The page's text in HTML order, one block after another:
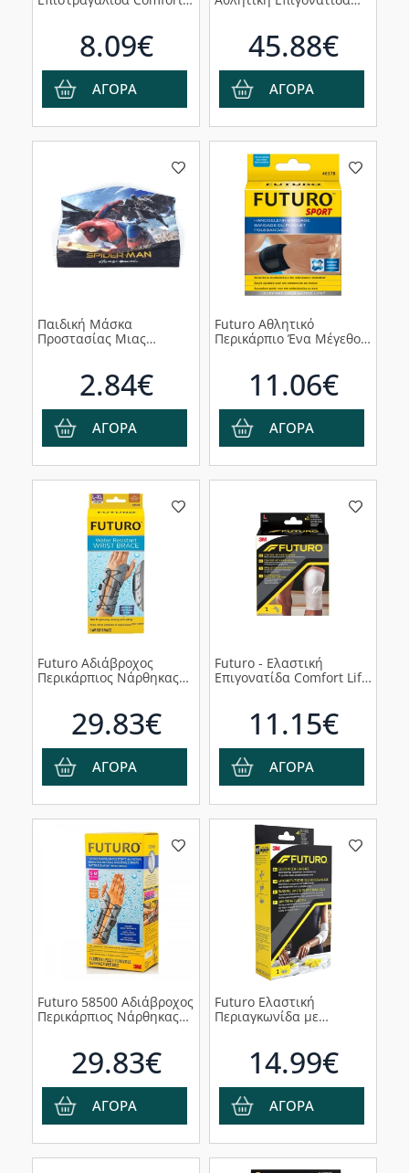
8.09€
ΑΓΟΡΑ
45.88€
ΑΓΟΡΑ
Παιδική Μάσκα
Προστασίας Μιας
2.84€
ΑΓΟΡΑ
Futuro Αθλητικό
Περικάρπιο Ένα Μέγεθος
11.06€
ΑΓΟΡΑ
Futuro Αδιάβροχος
Περικάρπιος Νάρθηκας
29.83€
ΑΓΟΡΑ
Futuro - Ελαστική
Επιγονατίδα Comfort Lift
11.15€
ΑΓΟΡΑ
Futuro 58500 Αδιάβροχος
Περικάρπιος Νάρθηκας
29.83€
ΑΓΟΡΑ
Futuro Ελαστική
Περιαγκωνίδα με
14.99€
ΑΓΟΡΑ